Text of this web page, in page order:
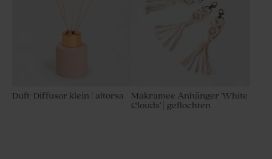
Duft-Diffusor klein | altorsa
Makramee Anhänger 'White
Clouds' | geflochten